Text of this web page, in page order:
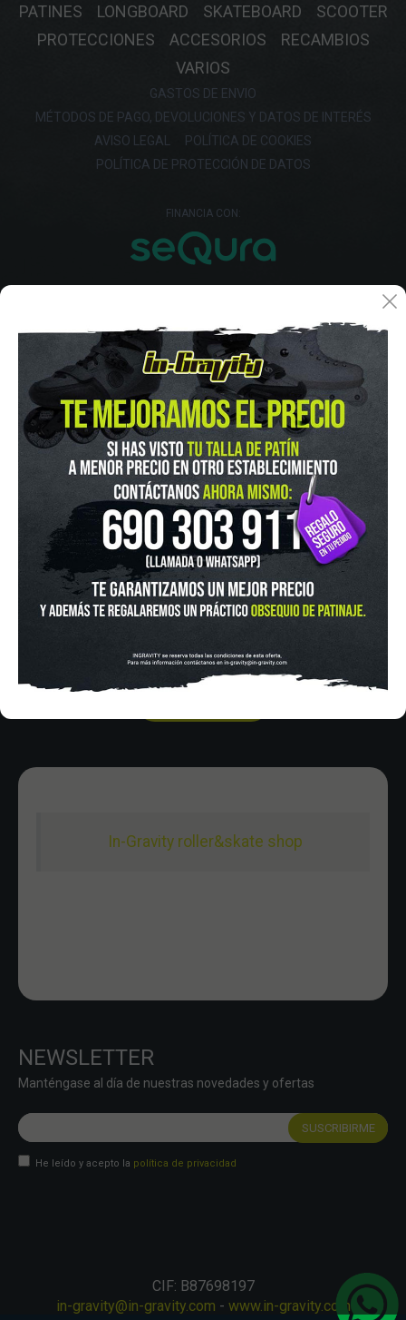
PATINES LONGBOARD SKATEBOARD
SCOOTER
PROTECCIONES
ACCESORIOS
RECAMBIOS
VARIOS
GASTOS DE ENVIO
MÉTODOS DE PAGO, DEVOLUCIONES Y DATOS DE INTERÉS
AVISO LEGAL
POLÍTICA DE COOKIES
POLÍTICA DE PROTECCIÓN DE DATOS
FINANCIA CON:
In-Gravity roller&skate shop
IN-GRAVITY MADRID RETIRO
Pza. Mariano de Cavia, 2
Tel.:
915 524 553
in-gravity@in-gravity.com
HORARIO
Lunes a Viernes de 12:00 - 20:30
NEWSLETTER
Manténgase al día de nuestras novedades y ofertas
He leído y acepto la política de privacidad
CIF: B87698197
in-gravity@in-gravity.com - www.in-gravity.com